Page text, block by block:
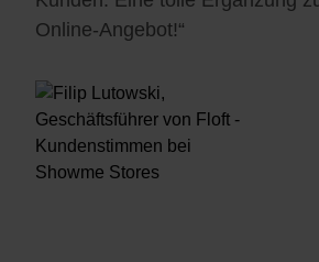
Online-Angebot!“